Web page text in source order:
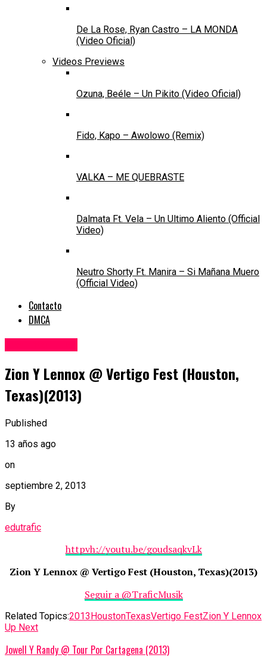
De La Rose, Ryan Castro – LA MONDA
(Video Oficial)
Videos Previews
Ozuna, Beéle – Un Pikito (Video Oficial)
Fido, Kapo – Awolowo (Remix)
VALKA – ME QUEBRASTE
Dalmata Ft. Vela – Un Ultimo Aliento (Official
Video)
Neutro Shorty Ft. Manira – Si Mañana Muero
(Official Video)
Contacto
DMCA
Zion Y Lennox @ Vertigo Fest (Houston,
Texas)(2013)
Published
13 años ago
on
septiembre 2, 2013
By
edutrafic
httpvh://youtu.be/goudsaqkvLk
Zion Y Lennox @ Vertigo Fest (Houston, Texas)(2013)
Seguir a @TraficMusik
Related Topics:2013 HoustonTexasVertigo FestZion Y Lennox
Up Next
Jowell Y Randy @ Tour Por Cartagena (2013)